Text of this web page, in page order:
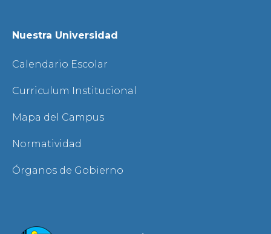
Nuestra Universidad
Calendario Escolar
Curriculum Institucional
Mapa del Campus
Normatividad
Órganos de Gobierno